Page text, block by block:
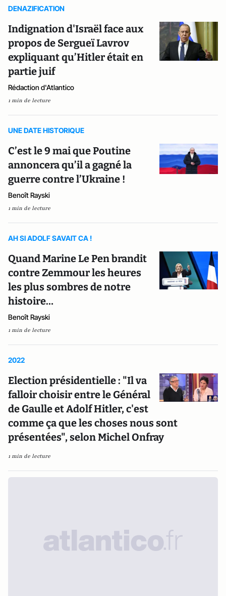
DENAZIFICATION
Indignation d'Israël face aux
propos de Sergueï Lavrov
expliquant qu’Hitler était en
partie juif
Rédaction d'Atlantico
1 min de lecture
UNE DATE HISTORIQUE
C’est le 9 mai que Poutine
annoncera qu’il a gagné la
guerre contre l’Ukraine !
Benoît Rayski
1 min de lecture
AH SI ADOLF SAVAIT CA !
Quand Marine Le Pen brandit
contre Zemmour les heures
les plus sombres de notre
histoire…
Benoît Rayski
1 min de lecture
2022
Election présidentielle : "Il va
falloir choisir entre le Général
de Gaulle et Adolf Hitler, c'est
comme ça que les choses nous sont
présentées", selon Michel Onfray
1 min de lecture